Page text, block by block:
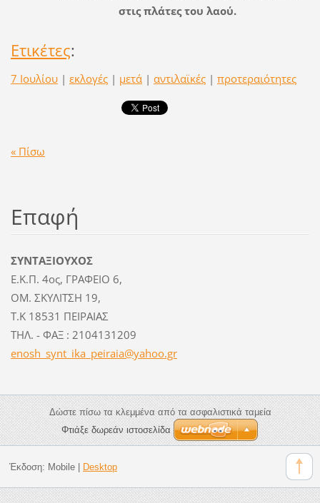
στις πλάτες του λαού.
Ετικέτες:
7 Ιουλίου | εκλογές | μετά | αντιλαϊκές | προτεραιότητες
« Πίσω
Επαφή
ΣΥΝΤΑΞΙΟΥΧΟΣ
Ε.Κ.Π. 4ος, ΓΡΑΦΕΙΟ 6,
ΟΜ. ΣΚΥΛΙΤΣΗ 19,
Τ.Κ 18531 ΠΕΙΡΑΙΑΣ
ΤΗΛ. - ΦΑΞ : 2104131209
enosh_synt_ika_peiraia@yahoo.gr
Δώστε πίσω τα κλεμμένα από τα ασφαλιστικά ταμεία
Φτιάξε δωρεάν ιστοσελίδα
Έκδοση: Mobile| Desktop